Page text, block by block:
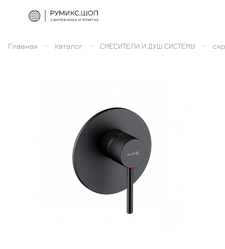
Главная – Каталог – СМЕСИТЕЛИ И ДУШ СИСТЕМЫ –